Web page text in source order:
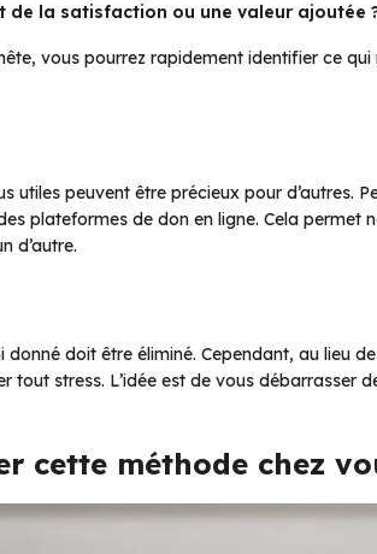
de la satisfaction ou une valeur ajoutée
vous pourrez rapidement identifier ce
utiles peuvent être précieux pour d’autres.
plateformes de don en ligne. Cela permet
d’autre.
donné doit être éliminé. Cependant, au lieu
tout stress. L’idée est de vous débarrasser
cette méthode chez